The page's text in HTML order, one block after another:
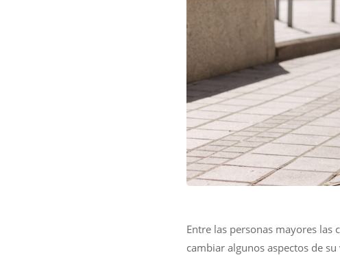
Entre las personas mayores las
cambiar algunos aspectos de